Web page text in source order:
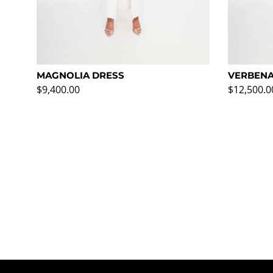
MAGNOLIA DRESS
Precio normal
$9,400.00 Precio